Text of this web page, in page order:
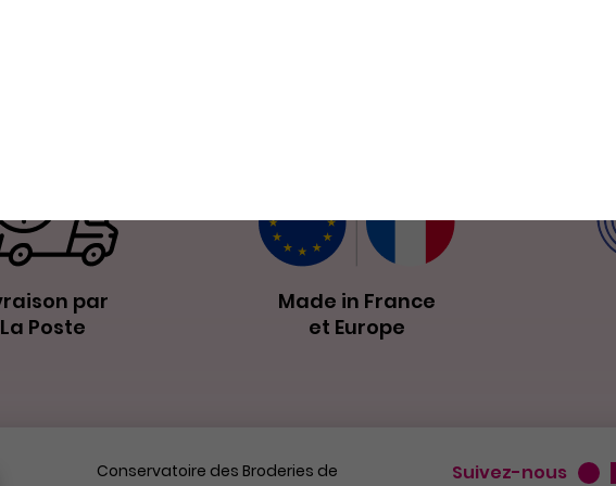
par
La Poste
Made in France
et Europe
Conservatoire des Broderies de
Suivez-nous